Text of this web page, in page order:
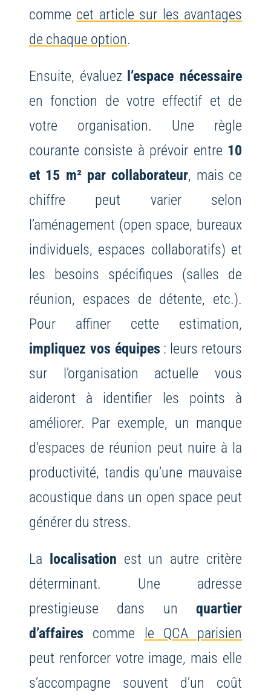
comme cet article sur les avantages
de chaque option.
Ensuite, évaluez l’espace nécessaire
en fonction de votre effectif et de
votre organisation. Une règle
courante consiste à prévoir entre 10
et 15 m² par collaborateur, mais ce
chiffre peut varier selon
l’aménagement (open space, bureaux
individuels, espaces collaboratifs) et
les besoins spécifiques (salles de
réunion, espaces de détente, etc.).
Pour affiner cette estimation,
impliquez vos équipes : leurs retours
sur l’organisation actuelle vous
aideront à identifier les points à
améliorer. Par exemple, un manque
d’espaces de réunion peut nuire à la
productivité, tandis qu’une mauvaise
acoustique dans un open space peut
générer du stress.
La localisation est un autre critère
déterminant. Une adresse
prestigieuse dans unquartier
d’affaires comme le QCA parisien
peut renforcer votre image, mais elle
s’accompagne souvent d’un coût